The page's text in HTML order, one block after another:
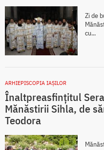
Zi de
cu...
ARHIEPISCOPIA IAŞILOR
Înaltpreasfințitul
Mănăstirii Sihla, de
Teodora